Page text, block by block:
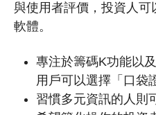
與使用者評價，投資人
軟體。
專注於籌碼K功能以
用戶可以選擇「口袋
習慣多元資訊的人則